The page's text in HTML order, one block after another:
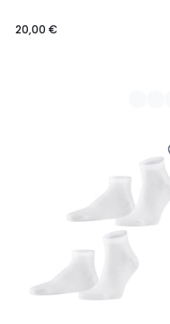
20,00 €